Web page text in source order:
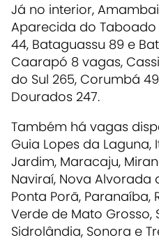
Já no interior,
Aparecida do
44, Bataguassu 89 e
Caarapó 8 vagas,
do Sul 265, Corumbá
Dourados 247.
Também há vagas
Guia Lopes da Laguna,
Jardim, Maracaju,
Naviraí, Nova Alvorada
Ponta Porã, Paranaíba,
Verde de Mato Grosso,
Sidrolândia, Sonora e